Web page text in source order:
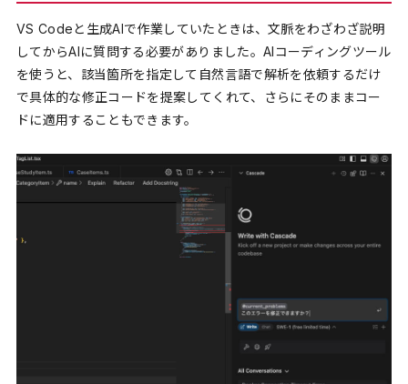
VS Codeと生成AIで作業していたときは、文脈をわざわざ説明
してからAIに質問する必要がありました。AIコーディングツール
を使うと、該当箇所を指定して自然言語で解析を依頼するだけ
で具体的な修正コードを提案してくれて、さらにそのままコー
ドに適用することもできます。